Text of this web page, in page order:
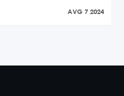
AVG 7 2024